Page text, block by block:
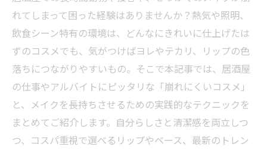
れてしまって困った経験はありませんか？熱気や照明、
飲食シーン特有の環境は、どんなにきれいに仕上げたは
ずのコスメでも、気がつけばヨレやテカリ、リップの色
落ちにつながりやすいもの。そこで本記事では、居酒屋
の仕事やアルバイトにピッタリな「崩れにくいコスメ」
と、メイクを長持ちさせるための実践的なテクニックを
まとめてご紹介します。自分らしさと清潔感を両立しつ
つ、コスパ重視で選べるリップやベース、最新のトレン